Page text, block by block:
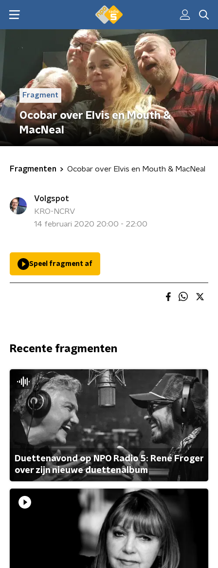
Fragment
Ocobar over Elvis en Mouth &
MacNeal
Fragmenten Ocobar over Elvis en Mouth & MacNeal
Volgspot
KRO-NCRV
14 februari 2020 20:00 - 22:00
Speel fragment af
Recente fragmenten
Duettenavond op NPO Radio 5: René Froger
over zijn nieuwe duettenalbum